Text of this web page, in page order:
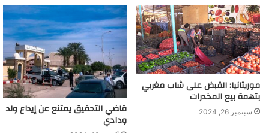
موريتانيا: القبض على شاب مغربي
بتهمة بيع المخدرات
سبتمبر 26, 2024 قاضي التحقيق يمتنع عن إيداع ولد
ودادي